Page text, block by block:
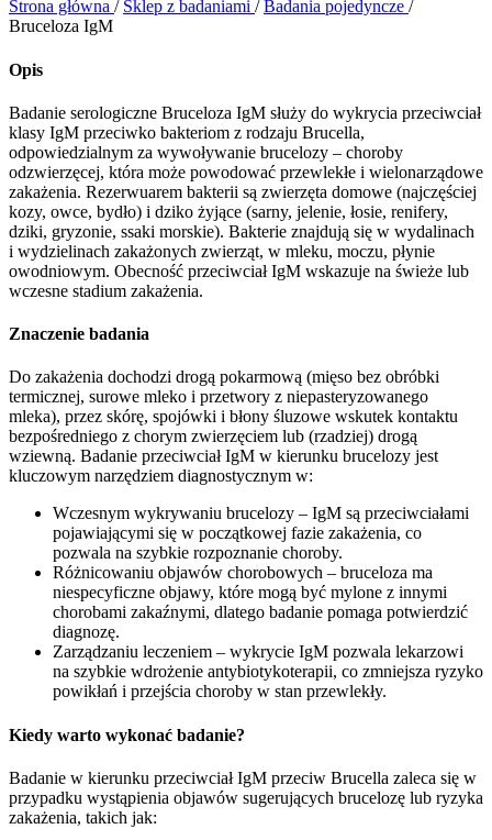
Strona główna / Sklep z badaniami / Badania pojedyncze /
Bruceloza IgM
Opis
Badanie serologiczne Bruceloza IgM służy do wykrycia przeciwciał
klasy IgM przeciwko bakteriom z rodzaju Brucella,
odpowiedzialnym za wywoływanie brucelozy – choroby
odzwierzęcej, która może powodować przewlekłe i wielonarządowe
zakażenia. Rezerwuarem bakterii są zwierzęta domowe (najczęściej
kozy, owce, bydło) i dziko żyjące (sarny, jelenie, łosie, renifery,
dziki, gryzonie, ssaki morskie). Bakterie znajdują się w wydalinach
i wydzielinach zakażonych zwierząt, w mleku, moczu, płynie
owodniowym. Obecność przeciwciał IgM wskazuje na świeże lub
wczesne stadium zakażenia.
Znaczenie badania
Do zakażenia dochodzi drogą pokarmową (mięso bez obróbki
termicznej, surowe mleko i przetwory z niepasteryzowanego
mleka), przez skórę, spojówki i błony śluzowe wskutek kontaktu
bezpośredniego z chorym zwierzęciem lub (rzadziej) drogą
wziewną. Badanie przeciwciał IgM w kierunku brucelozy jest
kluczowym narzędziem diagnostycznym w:
Wczesnym wykrywaniu brucelozy – IgM są przeciwciałami
pojawiającymi się w początkowej fazie zakażenia, co
pozwala na szybkie rozpoznanie choroby.
Różnicowaniu objawów chorobowych – bruceloza ma
niespecyficzne objawy, które mogą być mylone z innymi
chorobami zakaźnymi, dlatego badanie pomaga potwierdzić
diagnozę.
Zarządzaniu leczeniem – wykrycie IgM pozwala lekarzowi
na szybkie wdrożenie antybiotykoterapii, co zmniejsza ryzyko
powikłań i przejścia choroby w stan przewlekły.
Kiedy warto wykonać badanie?
Badanie w kierunku przeciwciał IgM przeciw Brucella zaleca się w
przypadku wystąpienia objawów sugerujących brucelozę lub ryzyka
zakażenia, takich jak: